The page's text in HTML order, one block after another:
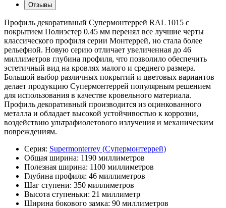
Отзывы
Профиль декоративный Супермонтеррей RAL 1015 с
покрытием Полиэстер 0.45 мм перенял все лучшие черты
классического профиля серии Монтеррей, но стала более
рельефной. Новую серию отличает увеличенная до 46
миллиметров глубина профиля, что позволило обеспечить
эстетичный вид на кровлях малого и среднего размера.
Большой выбор различных покрытий и цветовых вариантов
делает продукцию Супермонтеррей популярным решением
для использования в качестве кровельного материала.
Профиль декоративный производится из оцинкованного
металла и обладает высокой устойчивостью к коррозии,
воздействию ультрафиолетового излучения и механическим
повреждениям.
Серия: Supermonterrey (Супермонтеррей)
Общая ширина: 1190 миллиметров
Полезная ширина: 1100 миллиметров
Глубина профиля: 46 миллиметров
Шаг ступени: 350 миллиметров
Высота ступеньки: 21 миллиметр
Ширина бокового замка: 90 миллиметров